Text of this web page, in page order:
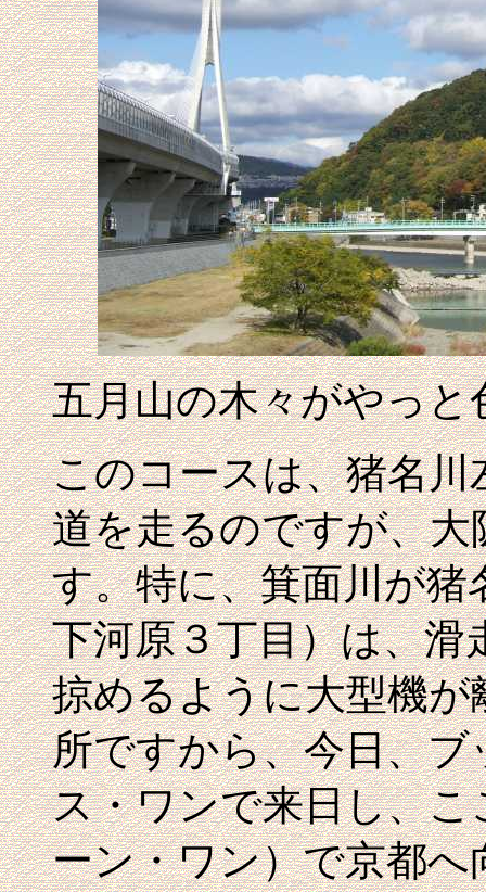
五月山の木々がやっ
このコースは、猪名
道を走るのですが、
す。特に、箕面川が猪
下河原３丁目）は、滑
掠めるように大型機
所ですから、今日、
ス・ワンで来日し、
ーン・ワン）で京都